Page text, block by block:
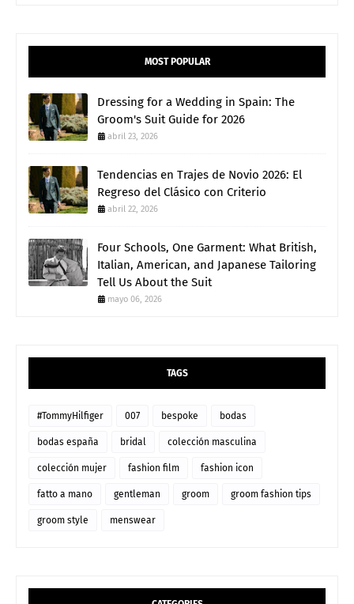
MOST POPULAR
Dressing for a Wedding in Spain: The
Groom's Suit Guide for 2026
abril 23, 2026
Tendencias en Trajes de Novio 2026: El
Regreso del Clásico con Criterio
abril 22, 2026
Four Schools, One Garment: What British,
Italian, American, and Japanese Tailoring
Tell Us About the Suit
mayo 06, 2026
TAGS
#TommyHilfiger 007 bespoke bodas
bodas españa bridal colección masculina
colección mujer fashion film fashion icon
fatto a mano gentleman groom groom fashion tips
groom style menswear